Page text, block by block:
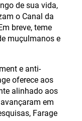
de sua vida,
o Canal da
breve, teme
muçulmanos e
e anti-
oferece aos
alinhado aos
em
Farage